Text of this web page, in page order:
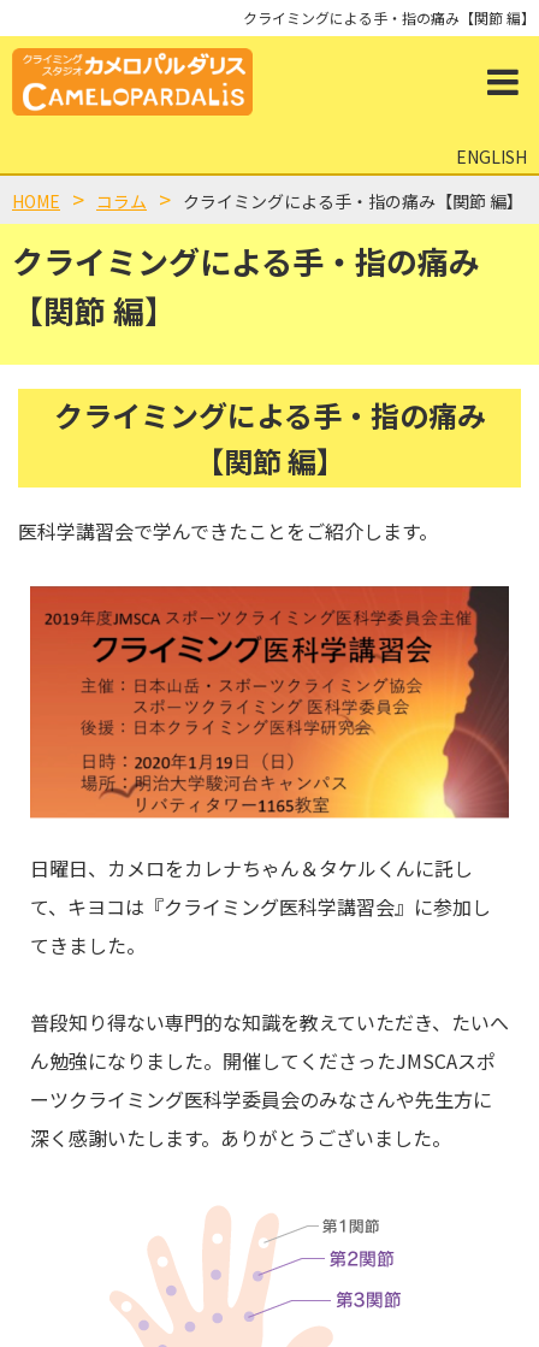
クライミングによる手・指の痛み【関節 編】
ENGLISH
クライミングによる手・指の痛み
【関節 編】
HOME コラム クライミングによる手・指の痛み【関節 編】
クライミングによる手・指の痛み
【関節 編】
医科学講習会で学んできたことをご紹介します。
日曜日、カメロをカレナちゃん＆タケルくんに託し
て、キヨコは『クライミング医科学講習会』に参加し
てきました。
普段知り得ない専門的な知識を教えていただき、たいへ
ん勉強になりました。開催してくださったJMSCAスポ
ーツクライミング医科学委員会のみなさんや先生方に
深く感謝いたします。ありがとうございました。